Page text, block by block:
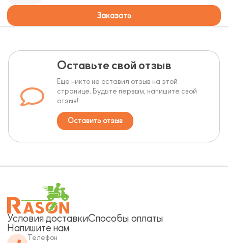
Заказать
Оставьте свой отзыв
Еще никто не оставил отзыв на этой
странице. Будьте первым, напишите свой
отзыв!
Оставить отзыв
Условия доставкиСпособы оплаты
Напишите нам
Телефон